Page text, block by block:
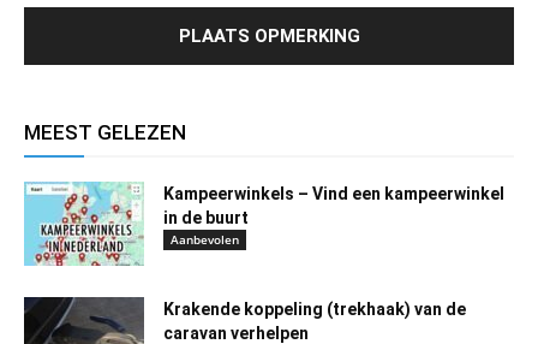
MEEST GELEZEN
Kampeerwinkels – Vind een kampeerwinkel
in de buurt
Aanbevolen
Krakende koppeling (trekhaak) van de
caravan verhelpen